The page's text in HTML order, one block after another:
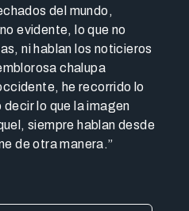
del mundo,
evidente, lo que no
ni hablan los noticieros
chalupa
he recorrido lo
lo que la imagen
siempre hablan desde
de otra manera.”